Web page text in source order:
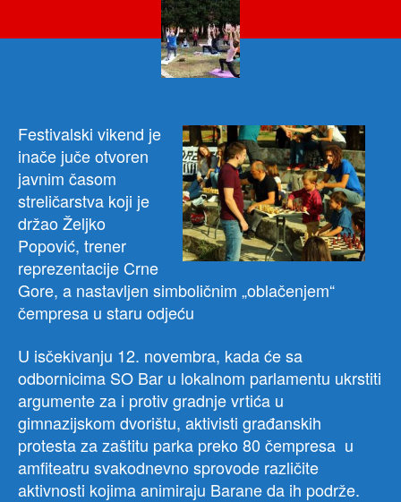
Festivalski vikend je
inače juče otvoren
javnim časom
streličarstva koji je
držao Željko
Popović, trener
reprezentacije Crne
Gore, a nastavljen simboličnim „oblačenjem“
čempresa u staru odjeću
U isčekivanju 12. novembra, kada će sa
odbornicima SO Bar u lokalnom parlamentu ukrstiti
argumente za i protiv gradnje vrtića u
gimnazijskom dvorištu, aktivisti građanskih
protesta za zaštitu parka preko 80 čempresa u
amfiteatru svakodnevno sprovode različite
aktivnosti kojima animiraju Barane da ih podrže.